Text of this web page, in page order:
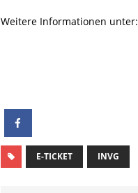
Weitere Informationen unter:
E-TICKET INVG